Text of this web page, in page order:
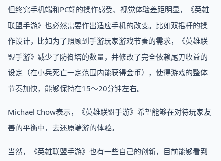
但终究手机端和PC端的操作感受、视觉体验差距明显，《英雄
联盟手游》也必然需要作出适应手机的改变。比如双摇杆的操
作设计，比如为了照顾到手游玩家游戏节奏的需求，《英雄联
盟手游》减少了防御塔的数量，并修改了完全依赖尾刀收益的
设定（在小兵死亡一定范围内能获得金币），使得游戏的整体
节奏加快，能够保持在15～20分钟左右。
Michael Chow表示，《英雄联盟手游》希望能够在对待玩家友
善的平衡中，去还原端游的体验。
当然，《英雄联盟手游》也有一些自己的创新，目前能够看到